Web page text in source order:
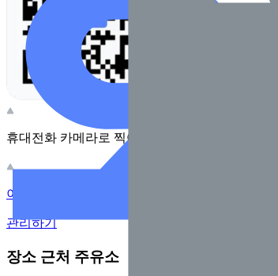
휴대전화 카메라로 찍어보세요
이 주유소의 사장님이신가요?
관리하기
장소 근처 주유소